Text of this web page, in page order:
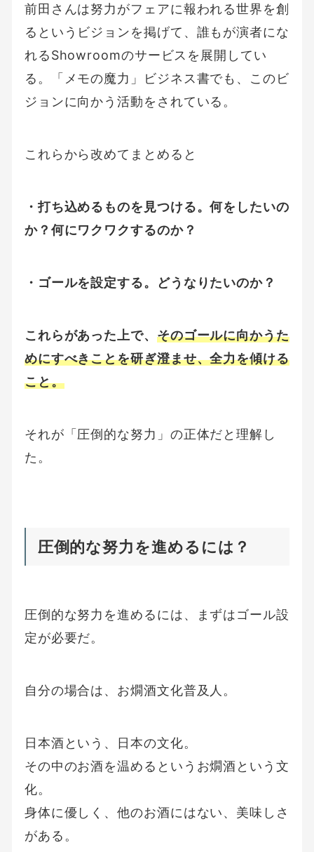
前田さんは努力がフェアに報われる世界を創
るというビジョンを掲げて、誰もが演者にな
れるShowroomのサービスを展開してい
る。「メモの魔力」ビジネス書でも、このビ
ジョンに向かう活動をされている。
これらから改めてまとめると
・打ち込めるものを見つける。何をしたいの
か？何にワクワクするのか？
・ゴールを設定する。どうなりたいのか？
これらがあった上で、 そのゴールに向かうた
めにすべきことを研ぎ澄ませ、全力を傾ける
こと。
それが「圧倒的な努力」の正体だと理解し
た。
圧倒的な努力を進めるには？
圧倒的な努力を進めるには、まずはゴール設
定が必要だ。
自分の場合は、お燗酒文化普及人。
日本酒という、日本の文化。
その中のお酒を温めるというお燗酒という文
化。
身体に優しく、他のお酒にはない、美味しさ
がある。